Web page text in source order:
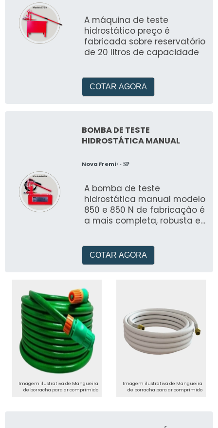
A máquina de teste
hidrostático preço é
fabricada sobre reservatório
de 20 litros de capacidade
COTAR AGORA
BOMBA DE TESTE
HIDROSTÁTICA MANUAL
Nova Fremi/ - SP
A bomba de teste
hidrostática manual modelo
850 e 850 N de fabricação é
a mais completa, robusta e
COTAR AGORA
Imagem ilustrativa de Mangueira
de borracha para ar comprimido
Imagem ilustrativa de Mangueira
de borracha para ar comprimido